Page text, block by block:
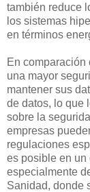
también reduce
los sistemas
en términos
En
una mayor
mantener sus
de datos, lo que
sobre la
empresas
regulaciones
es posible en un
especialmente
Sanidad, donde